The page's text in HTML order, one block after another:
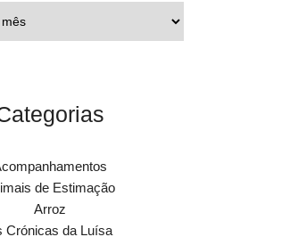
de Estimação
Arroz
Crónicas da Luísa